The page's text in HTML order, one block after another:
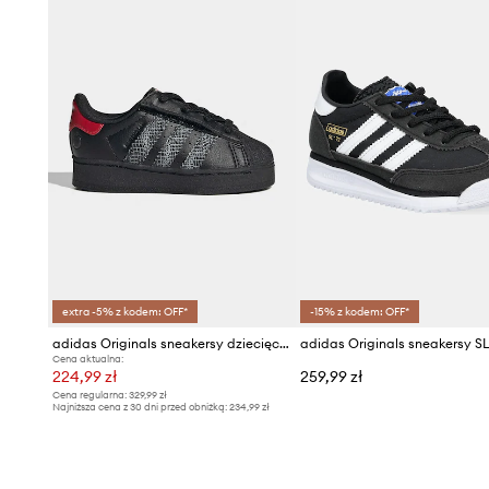
extra -5% z kodem: OFF*
adidas Originals sneakersy dziecięce SUPERSTAR LED LIGHTS
Cena aktualna:
224,99 zł
Cena regularna: 329,99 zł
Najniższa cena z 30 dni przed obniżką: 234,99 zł
-15% z kodem: OFF*
adidas Originals sneakersy SL
259,99 zł